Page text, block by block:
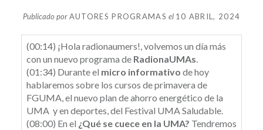
16 ,
T16
Publicado porAUTORES PROGRAMAS el 10 ABRIL, 2024
(00:14) ¡Hola radionaumers!, volvemos un día más
con un nuevo programa de RadionaUMAs.
(01:34) Durante el micro informativo de hoy
hablaremos sobre los cursos de primavera de
FGUMA, el nuevo plan de ahorro energético de la
UMA y en deportes, del Festival UMA Saludable.
(08:00) En el ¿Qué se cuece en la UMA? Tendremos